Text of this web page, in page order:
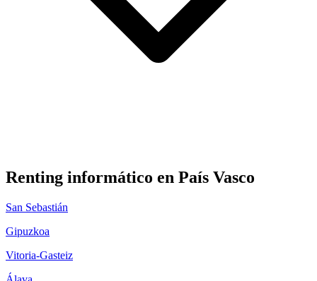
Renting informático en País Vasco
San Sebastián
Gipuzkoa
Vitoria-Gasteiz